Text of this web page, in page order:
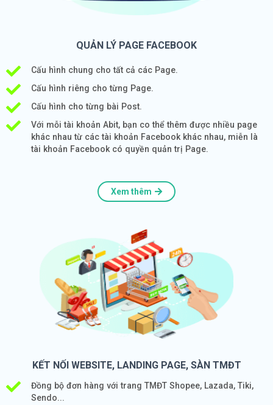
QUẢN LÝ PAGE FACEBOOK
Cấu hình chung cho tất cả các Page.
Cấu hình riêng cho từng Page.
Cấu hình cho từng bài Post.
Với mỗi tài khoản Abit, bạn co thể thêm được nhiều page
khác nhau từ các tài khoản Facebook khác nhau, miễn là
tài khoản Facebook có quyền quản trị Page.
Xem thêm
KẾT NỐI WEBSITE, LANDING PAGE, SÀN TMĐT
Đồng bộ đơn hàng với trang TMĐT Shopee, Lazada, Tiki,
Sendo...